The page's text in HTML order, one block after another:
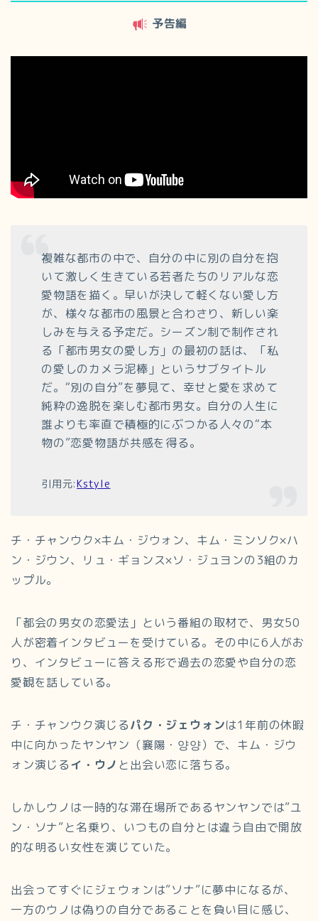
予告編
複雑な都市の中で、自分の中に別の自分を抱
いて激しく生きている若者たちのリアルな恋
愛物語を描く。早いが決して軽くない愛し方
が、様々な都市の風景と合わさり、新しい楽
しみを与える予定だ。シーズン制で制作され
る「都市男女の愛し方」の最初の話は、「私
の愛しのカメラ泥棒」というサブタイトル
だ。“別の自分”を夢見て、幸せと愛を求めて
純粋の逸脱を楽しむ都市男女。自分の人生に
誰よりも率直で積極的にぶつかる人々の“本
物の”恋愛物語が共感を得る。
引用元:Kstyle
チ・チャンウク×キム・ジウォン、キム・ミンソク×ハ
ン・ジウン、リュ・ギョンス×ソ・ジュヨンの3組のカ
ップル。
「都会の男女の恋愛法」という番組の取材で、男女50
人が密着インタビューを受けている。その中に6人がお
り、インタビューに答える形で過去の恋愛や自分の恋
愛観を話している。
チ・チャンウク演じるパク・ジェウォンは1年前の休暇
中に向かったヤンヤン（襄陽・양양）で、キム・ジウ
ォン演じるイ・ウノ と出会い恋に落ちる。
しかしウノは一時的な滞在場所であるヤンヤンでは”ユ
ン・ソナ”と名乗り、いつもの自分とは違う自由で開放
的な明るい女性を演じていた。
出会ってすぐにジェウォンは”ソナ”に夢中になるが、
一方のウノは偽りの自分であることを負い目に感じ、